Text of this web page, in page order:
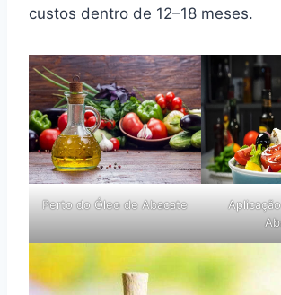
custos dentro de 12–18 meses.
Perto do Óleo de Abacate